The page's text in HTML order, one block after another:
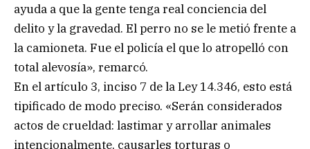
ayuda a que la gente tenga real conciencia del
delito y la gravedad. El perro no se le metió frente a
la camioneta. Fue el policía el que lo atropelló con
total alevosía», remarcó.
En el artículo 3, inciso 7 de la Ley 14.346, esto está
tipificado de modo preciso. «Serán considerados
actos de crueldad: lastimar y arrollar animales
intencionalmente, causarles torturas o